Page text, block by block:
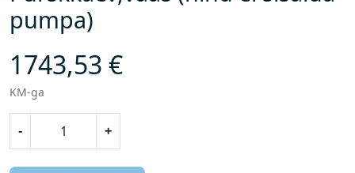
pumpa)
1743,53 €
KM-ga
- +